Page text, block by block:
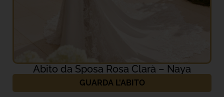
Abito da Sposa Rosa Clarà – Naya
GUARDA L'ABITO